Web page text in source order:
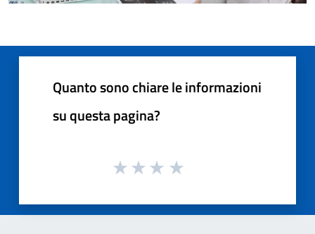
Quanto sono chiare le informazioni
su questa pagina?